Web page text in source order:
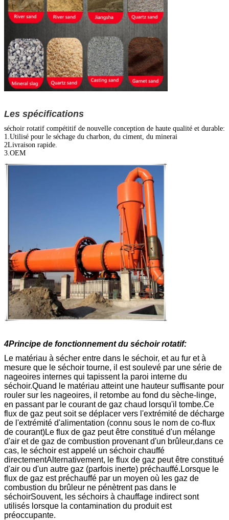
Les spécifications
séchoir rotatif compétitif de nouvelle conception de haute qualité et durable:
1.Utilisé pour le séchage du charbon, du ciment, du minerai
2Livraison rapide.
3.OEM
4Principe de fonctionnement du séchoir rotatif:
Le matériau à sécher entre dans le séchoir, et au fur et à
mesure que le séchoir tourne, il est soulevé par une série de
nageoires internes qui tapissent la paroi interne du
séchoir.Quand le matériau atteint une hauteur suffisante pour
rouler sur les nageoires, il retombe au fond du sèche-linge,
en passant par le courant de gaz chaud lorsqu'il tombe.Ce
flux de gaz peut soit se déplacer vers l'extrémité de décharge
de l'extrémité d'alimentation (connu sous le nom de co-flux
de courant)Le flux de gaz peut être constitué d'un mélange
d'air et de gaz de combustion provenant d'un brûleur,dans ce
cas, le séchoir est appelé un séchoir chauffé
directementAlternativement, le flux de gaz peut être constitué
d'air ou d'un autre gaz (parfois inerte) préchauffé.Lorsque le
flux de gaz est préchauffé par un moyen où les gaz de
combustion du brûleur ne pénètrent pas dans le
séchoirSouvent, les séchoirs à chauffage indirect sont
utilisés lorsque la contamination du produit est
préoccupante.